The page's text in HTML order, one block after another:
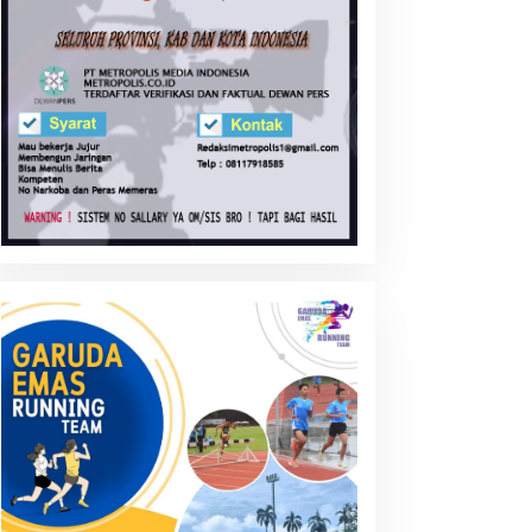
Pembentukan
Generasi di Era
Transaksi Crypto Currency:
Siapkah Negara ini ?